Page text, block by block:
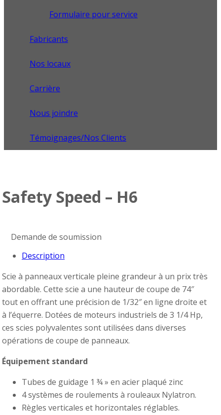
Formulaire pour service
Fabricants
Nos locaux
Carrière
Nous joindre
Témoignages/Nos Clients
Safety Speed – H6
Demande de soumission
Description
Scie à panneaux verticale pleine grandeur à un prix très
abordable. Cette scie a une hauteur de coupe de 74″
tout en offrant une précision de 1/32″ en ligne droite et
à l’équerre. Dotées de moteurs industriels de 3 1/4 Hp,
ces scies polyvalentes sont utilisées dans diverses
opérations de coupe de panneaux.
Équipement standard
Tubes de guidage 1 ¾ » en acier plaqué zinc
4 systèmes de roulements à rouleaux Nylatron.
Règles verticales et horizontales réglables.